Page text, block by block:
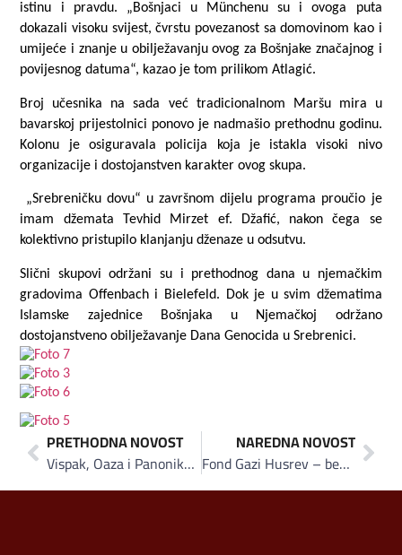
istinu i pravdu. „Bošnjaci u Münchenu su i ovoga puta
dokazali visoku svijest, čvrstu povezanost sa domovinom kao i
umijeće i znanje u obilježavanju ovog za Bošnjake značajnog i
povijesnog datuma“, kazao je tom prilikom Atlagić.
Broj učesnika na sada već tradicionalnom Maršu mira u
bavarskoj prijestolnici ponovo je nadmašio prethodnu godinu.
Kolonu je osiguravala policija koja je istakla visoki nivo
organizacije i dostojanstven karakter ovog skupa.
„Srebreničku dovu“ u završnom dijelu programa proučio je
imam džemata Tevhid Mirzet ef. Džafić, nakon čega se
kolektivno pristupilo klanjanju dženaze u odsutvu.
Slični skupovi održani su i prethodnog dana u njemačkim
gradovima Offenbach i Bielefeld. Dok je u svim džematima
Islamske zajednice Bošnjaka u Njemačkoj održano
dostojanstveno obilježavanje Dana Genocida u Srebrenici.
PRETHODNA NOVOST
Vispak, Oaza i Panonika zajedno na otvaranju turističke sezone u Tuzli
NAREDNA NOVOST
Fond Gazi Husrev – beg do sada podijelio 1.610 stipendija u iznosu 1,6 miliona KM